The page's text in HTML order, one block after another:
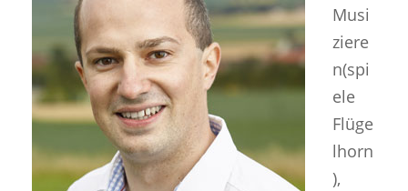
Musi
ziere
n(spi
ele
Flüge
lhorn
),